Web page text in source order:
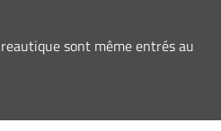
sont même entrés au